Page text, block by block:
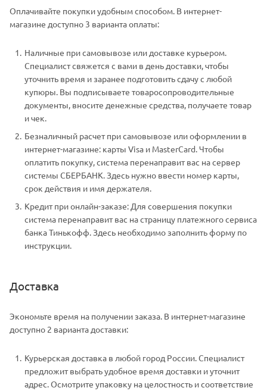
Оплачивайте покупки удобным способом. В интернет-
магазине доступно 3 варианта оплаты:
Наличные при самовывозе или доставке курьером.
Специалист свяжется с вами в день доставки, чтобы
уточнить время и заранее подготовить сдачу с любой
купюры. Вы подписываете товаросопроводительные
документы, вносите денежные средства, получаете товар
и чек.
Безналичный расчет при самовывозе или оформлении в
интернет-магазине: карты Visa и MasterCard. Чтобы
оплатить покупку, система перенаправит вас на сервер
системы СБЕРБАНК. Здесь нужно ввести номер карты,
срок действия и имя держателя.
Кредит при онлайн-заказе: Для совершения покупки
система перенаправит вас на страницу платежного сервиса
банка Тинькофф. Здесь необходимо заполнить форму по
инструкции.
Доставка
Экономьте время на получении заказа. В интернет-магазине
доступно 2 варианта доставки:
Курьерская доставка в любой город России. Специалист
предложит выбрать удобное время доставки и уточнит
адрес. Осмотрите упаковку на целостность и соответствие